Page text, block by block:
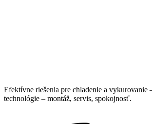
Efektívne riešenia pre chladenie a vykurovanie
technológie – montáž, servis, spokojnosť.